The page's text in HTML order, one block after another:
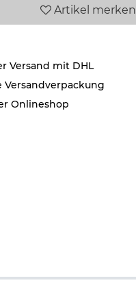
Artikel merken
Versand mit DHL
Versandverpackung
Onlineshop